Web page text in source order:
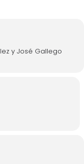
y José Gallego